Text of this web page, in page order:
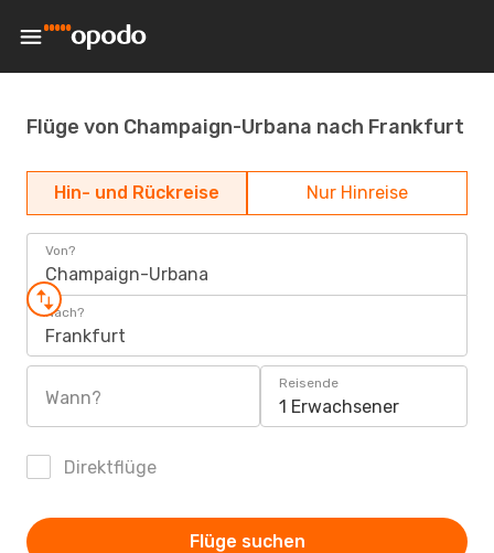
Flüge von Champaign-Urbana nach Frankfurt
Hin- und Rückreise Nur Hinreise
Von?
Champaign-Urbana
Nach?
Frankfurt
Wann?
Reisende
1 Erwachsener
Direktflüge
Flüge suchen